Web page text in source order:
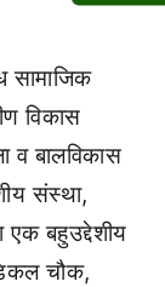
सामाजिक
विकास
व बालविकास
संस्था,
एक बहुउद्देशीय
चौक,